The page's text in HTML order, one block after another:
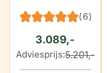
(6)
3.089,-
Adviesprijs:5.201,-